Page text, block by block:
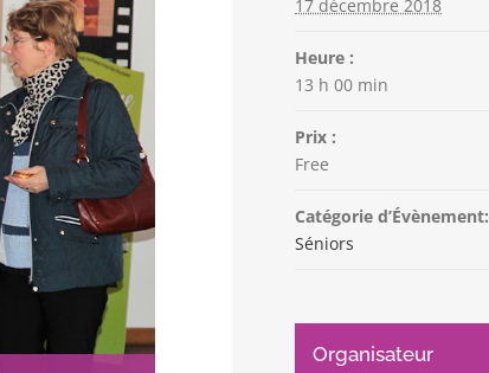
17 décembre 2018
Heure :
13 h 00 min
Prix :
Free
Catégorie d’Évènement:
Séniors
Organisateur